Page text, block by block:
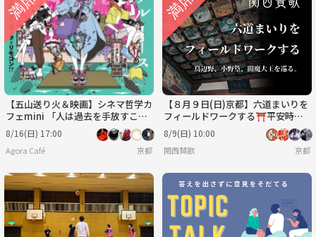
火
9/1
水
9/2
金
9/4
土
9/5
日
【五山送り火＆映画】シネマ哲学カ
フェmini 「人は過去を手放すこと
ができるのか。」＠京都※34歳以
下対象
8/16(日) 17:00
Agora Café 京都
【８月９日(日)京都】六道まいりを
フィールドワークする⛩平安時代
の死生観を辿る。
8/9(日) 10:00
関西賛歌 京都